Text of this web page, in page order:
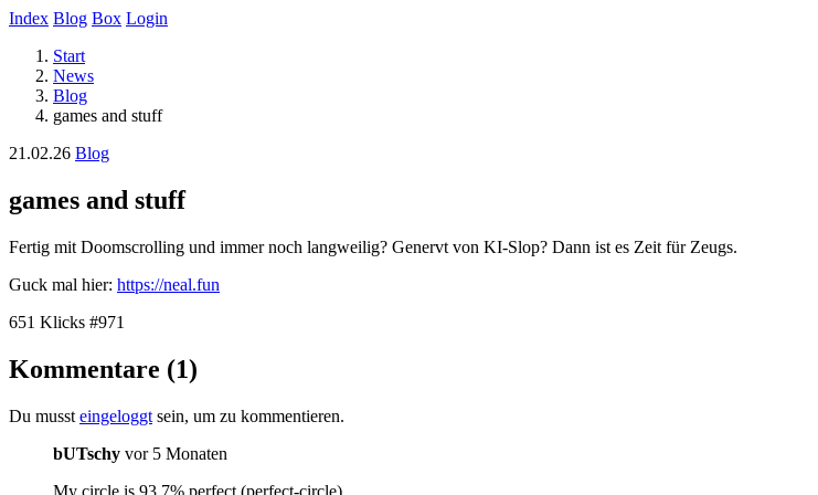
Index Blog Box Login
Start
News
Blog
games and stuff
21.02.26 Blog
games and stuff
Fertig mit Doomscrolling und immer noch langweilig? Genervt von KI-Slop? Dann ist es Zeit für Zeugs.
Guck mal hier: https://neal.fun
651 Klicks #971
Kommentare (1)
Du musst eingeloggt sein, um zu kommentieren.
bUTschy vor 5 Monaten
My circle is 93.7% perfect (perfect-circle)